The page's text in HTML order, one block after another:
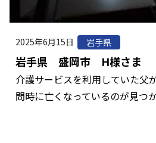
2025年6月15日 岩手県
岩手県 盛岡市 H様さま
介護サービスを利用していた父
問時に亡くなっているのが見つ